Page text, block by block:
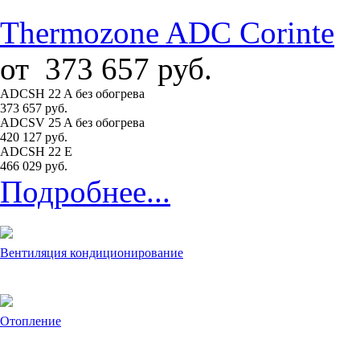
Thermozone ADC Corinte
от 373 657 руб.
ADCSH 22 A без обогрева
373 657 руб.
ADCSV 25 A без обогрева
420 127 руб.
ADCSH 22 E
466 029 руб.
Подробнее...
Вентиляция кондиционирование
Отопление